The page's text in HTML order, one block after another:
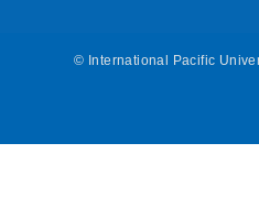
© International Pacific